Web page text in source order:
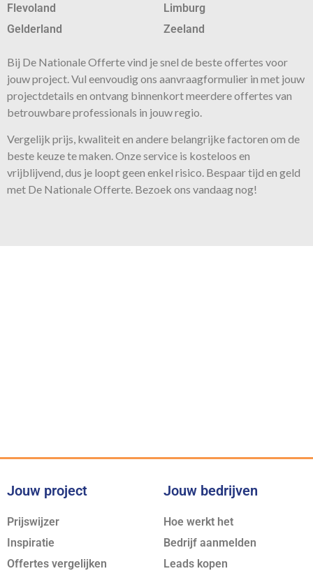
Flevoland
Gelderland
Limburg
Zeeland
Bij De Nationale Offerte vind je snel de besteoffertes voor
jouw project. Vul eenvoudig ons aanvraagformulier in met jouw
projectdetails en ontvang binnenkort meerdere offertes van
betrouwbare professionals in jouw regio.
Vergelijk prijs, kwaliteit en andere belangrijke factoren om de
beste keuze te maken. Onzeservice is kosteloos en
vrijblijvend, dus je loopt geen enkel risico. Bespaar tijd en geld
met De Nationale Offerte. Bezoek ons vandaag nog!
Jouw project
Prijswijzer
Inspiratie
Offertes vergelijken
Jouw bedrijven
Hoe werkt het
Bedrijf aanmelden
Leads kopen